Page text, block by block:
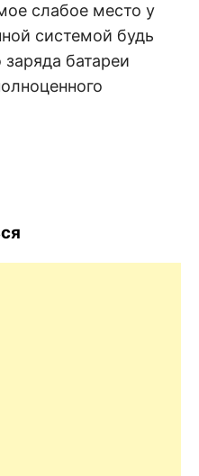
слабое место у
системой будь
батареи